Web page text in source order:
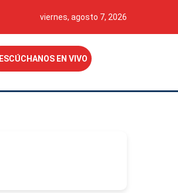
viernes, agosto 7, 2026
ESCÚCHANOS EN VIVO